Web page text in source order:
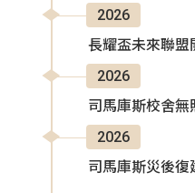
2026
長耀盃未來聯盟
2026
司馬庫斯校舍
2026
司馬庫斯災後復